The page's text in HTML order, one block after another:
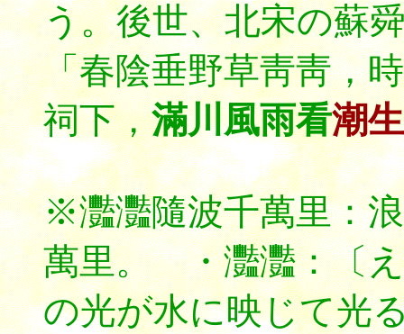
う。後世、北宋の蘇
「春陰垂野草靑靑，
祠下，滿川風雨看潮生
※灩灩隨波千萬里：
萬里。 ・灩灩：〔え
の光が水に映じて光